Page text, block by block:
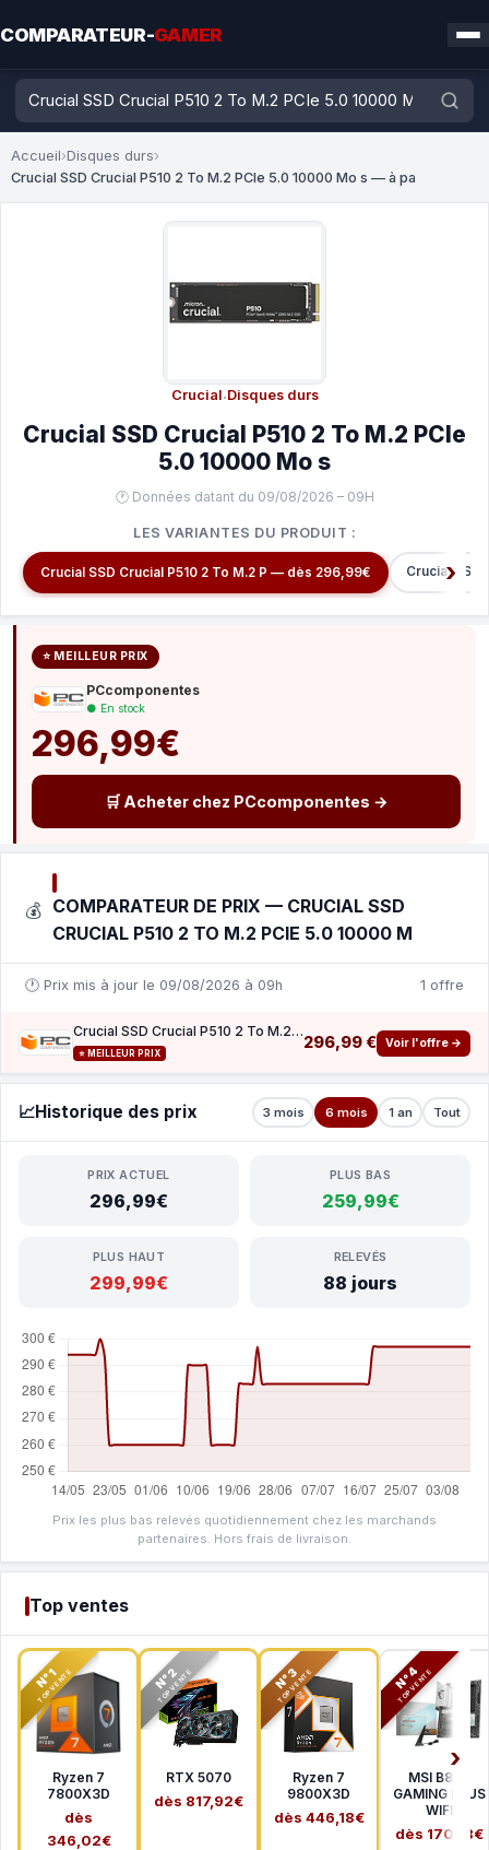
COMPARATEUR-GAMER
Accueil›Disques durs›
Crucial SSD Crucial P510 2 To M.2 PCIe 5.0 10000 Mo s — à pa
Crucial·Disques durs
Crucial SSD Crucial P510 2 To M.2 PCIe
5.0 10000 Mo s
🕐 Données datant du 09/08/2026 – 09H
LES VARIANTES DU PRODUIT :
Crucial SSD Crucial P510 2 To M.2 P — dès 296,99€ Crucial
⭐ MEILLEUR PRIX
PCcomponentes
● En stock
296,99€
🛒 Acheter chez PCcomponentes →
💰 COMPARATEUR DE PRIX — CRUCIAL SSD
CRUCIAL P510 2 TO M.2 PCIE 5.0 10000 M
🕐 Prix mis à jour le 09/08/2026 à 09h 1 offre
Crucial SSD Crucial P510 2 To M.2 PCIe 5.0 10000 Mo s
⭐ MEILLEUR PRIX
296,99 € Voir l'offre →
📈Historique des prix 3 mois 6 mois 1 an Tout
PRIX ACTUEL
296,99€
PLUS BAS
259,99€
PLUS HAUT
299,99€
RELEVÉS
88 jours
Prix les plus bas relevés quotidiennement chez les marchands
partenaires. Hors frais de livraison.
Top ventes
N°1
TOP VENTE
Ryzen 7
7800X3D
dès
346,02€
N°2
TOP VENTE
RTX 5070
dès 817,92€
N°3
TOP VENTE
Ryzen 7
9800X3D
dès 446,18€
N°4
TOP VENTE
MSI B850
GAMING PLUS
WIFI
dès 170,18€